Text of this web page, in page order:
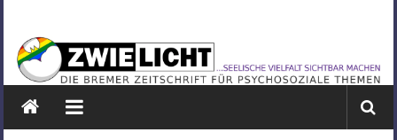
springen
ZWIELICHT
BREMEN
DIE